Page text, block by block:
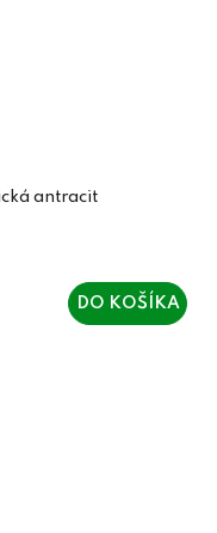
antracit
DO KOŠÍKA